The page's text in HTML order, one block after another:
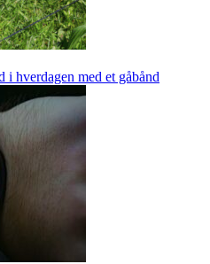
i hverdagen med et gåbånd